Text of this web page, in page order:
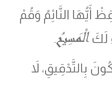
أَيُّهَا النَّائِمُ وَقُمْ
لَكَالْمَسِيحُ.
بِالتَّدْقِيقِ، لاَ